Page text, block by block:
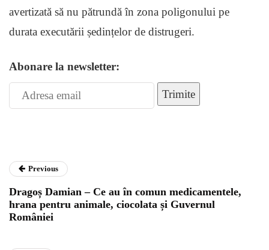
avertizată să nu pătrundă în zona poligonului pe
durata executării ședințelor de distrugeri.
Abonare la newsletter:
Trimite
Previous
Dragoș Damian – Ce au în comun medicamentele,
hrana pentru animale, ciocolata și Guvernul
României